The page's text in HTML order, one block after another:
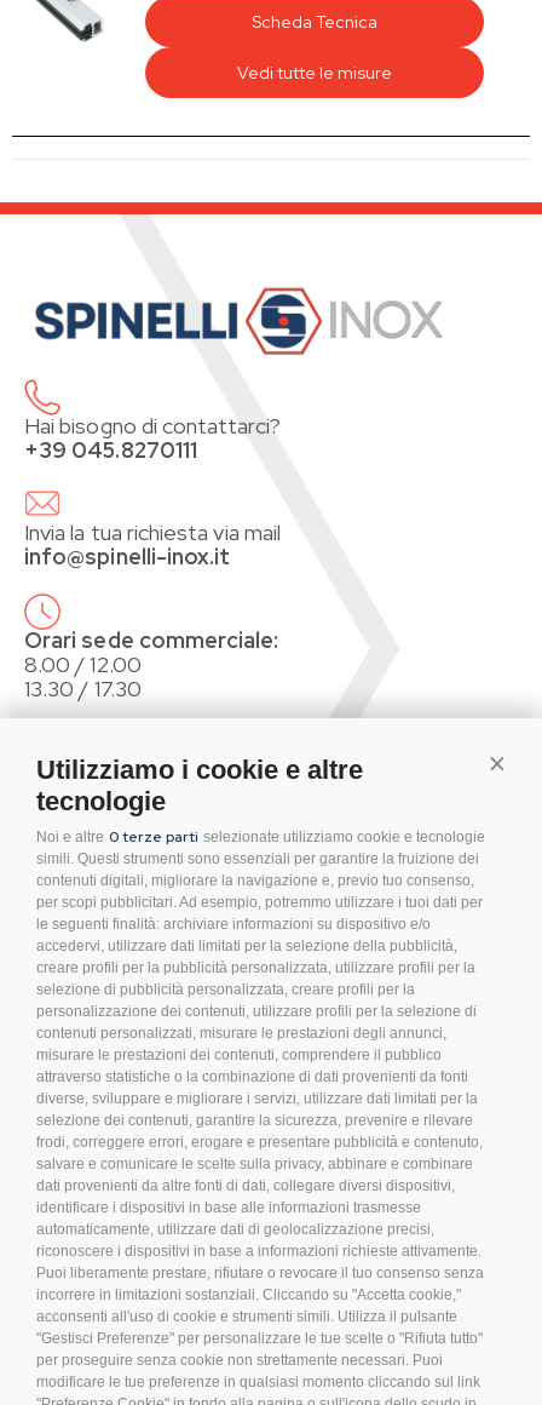
Utilizziamo i cookie e altre
tecnologie
Noi e altre 0 terze parti selezionate utilizziamo cookie e tecnologie
simili. Questi strumenti sono essenziali per garantire la fruizione dei
contenuti digitali, migliorare la navigazione e, previo tuo consenso,
per scopi pubblicitari. Ad esempio, potremmo utilizzare i tuoi dati per
le seguenti finalità: archiviare informazioni su dispositivo e/o
accedervi, utilizzare dati limitati per la selezione della pubblicità,
creare profili per la pubblicità personalizzata, utilizzare profili per la
selezione di pubblicità personalizzata, creare profili per la
personalizzazione dei contenuti, utilizzare profili per la selezione di
contenuti personalizzati, misurare le prestazioni degli annunci,
misurare le prestazioni dei contenuti, comprendere il pubblico
attraverso statistiche o la combinazione di dati provenienti da fonti
diverse, sviluppare e migliorare i servizi, utilizzare dati limitati per la
selezione dei contenuti, garantire la sicurezza, prevenire e rilevare
frodi, correggere errori, erogare e presentare pubblicità e contenuto,
salvare e comunicare le scelte sulla privacy, abbinare e combinare
dati provenienti da altre fonti di dati, collegare diversi dispositivi,
identificare i dispositivi in base alle informazioni trasmesse
automaticamente, utilizzare dati di geolocalizzazione precisi,
riconoscere i dispositivi in base a informazioni richieste attivamente.
Puoi liberamente prestare, rifiutare o revocare il tuo consenso senza
incorrere in limitazioni sostanziali. Cliccando su "Accetta cookie,"
acconsenti all'uso di cookie e strumenti simili. Utilizza il pulsante
"Gestisci Preferenze" per personalizzare le tue scelte o "Rifiuta tutto"
per proseguire senza cookie non strettamente necessari. Puoi
modificare le tue preferenze in qualsiasi momento cliccando sul link
Scheda Tecnica
Vedi tutte le misure
Hai bisogno di contattarci?
+39 045.8270111
Invia la tua richiesta via mail
info@spinelli-inox.it
Orari sede commerciale:
8.00 / 12.00
13.30 / 17.30
Distributori per il mercato B2B di Bulloneria,
Raccorderia e Accessori in Acciaio Inossidabile.
Sistemi di fissaggio per Impianti Fotovoltaici.
Condizioni d’acquisto
Privacy Policy
Cookies
Compliance
Etichettatura Ambientale
FAQ
Bulloneria
Raccorderia
Accessori per Arredo e Nautica
Sistemi di fissaggio per Impianti Fotovoltaici
Iscriviti alla nostra newsletter!
ISCRIVITI